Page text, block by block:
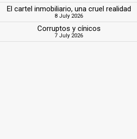
El cartel inmobiliario, una cruel realidad
8 July 2026
Corruptos y cínicos
7 July 2026